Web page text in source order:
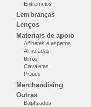
Entremeios
Lembranças
Lenços
Materiais de apoio
Alfinetes e espetos
Almofadas
Bilros
Cavaletes
Piques
Merchandising
Outras
Baptizados